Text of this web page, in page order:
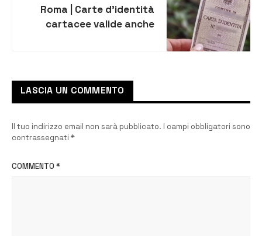
Roma | Carte d’identità
cartacee valide anche
LASCIA UN COMMENTO
Il tuo indirizzo email non sarà pubblicato. I campi obbligatori sono
contrassegnati *
COMMENTO *